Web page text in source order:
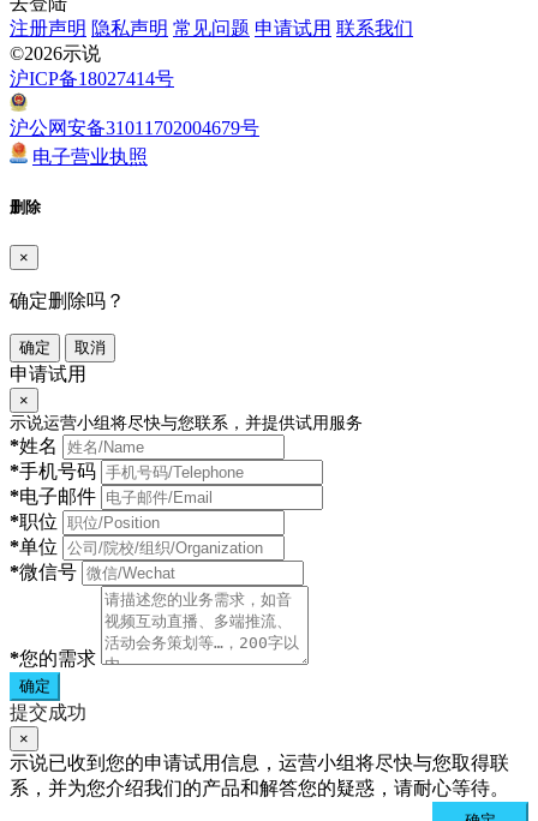
注册声明 隐私声明 常见问题 申请试用 联系我们
©2026示说
沪ICP备18027414号
沪公网安备31011702004679号
电子营业执照
删除
×
确定删除吗？
确定 取消
申请试用
×
示说运营小组将尽快与您联系，并提供试用服务
*姓名
*手机号码
*电子邮件
*职位
*单位
*微信号
*您的需求
确定
提交成功
×
示说已收到您的申请试用信息，运营小组将尽快与您取得联
系，并为您介绍我们的产品和解答您的疑惑，请耐心等待。